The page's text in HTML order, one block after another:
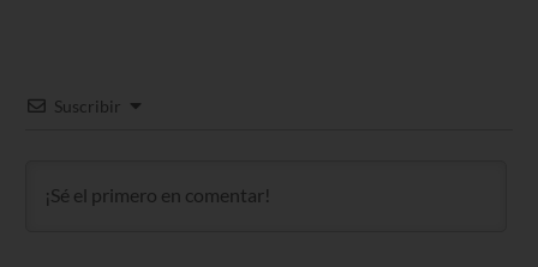
Suscribir